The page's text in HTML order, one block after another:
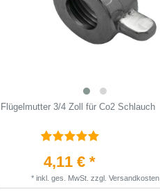
Flügelmutter 3/4 Zoll für Co2 Schlauch
4,11 € *
* inkl. ges. MwSt. zzgl. Versandkosten